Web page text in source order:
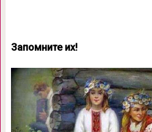
Запомните их!